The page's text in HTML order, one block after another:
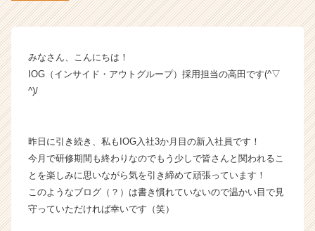
|
ベ
成
長
企
業
か
みなさん、こんにちは！
IOG（インサイド・アウトグループ）採用担当の高田です(^▽
^)/
昨日に引き続き、私もIOG入社3か月目の新入社員です！
今月で研修期間も終わりなのでもう少しで皆さんと関われるこ
とを楽しみに思いながら気を引き締めて頑張っています！
このようなブログ（？）は書き慣れていないので温かい目で見
守っていただければ幸いです（笑）